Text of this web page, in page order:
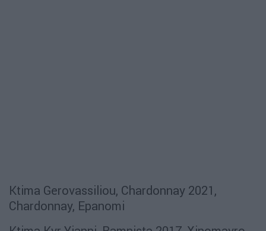
Ktima Gerovassiliou, Chardonnay 2021,
Chardonnay, Epanomi